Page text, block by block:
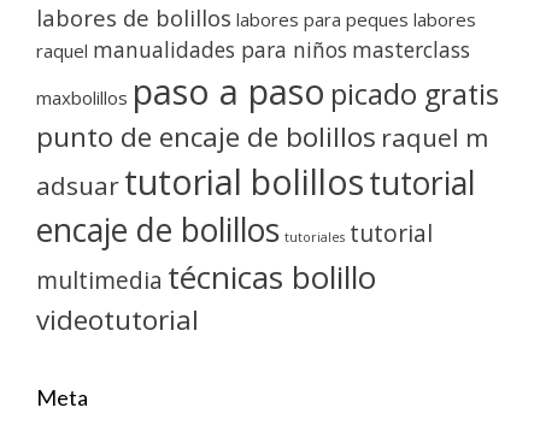
labores de bolillos labores para peques labores
raquel manualidades para niños masterclass
maxbolillos paso a paso picado gratis
punto de encaje de bolillos raquel m
adsuartutorial bolillostutorial
encaje de bolillos tutoriales tutorial
multimedia técnicas bolillo
videotutorial
Meta